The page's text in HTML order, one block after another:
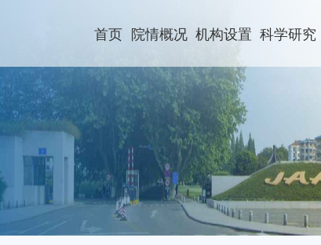
首页 院情概况 机构设置 科学研究